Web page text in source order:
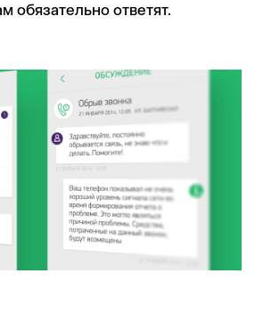
обязательно ответят.